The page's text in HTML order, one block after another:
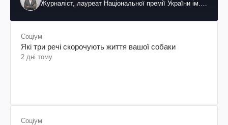
Журналіст, лауреат Національної премії України ім.
Соціум
Які три речі скорочують життя вашої собаки
2 дні тому
Соціум